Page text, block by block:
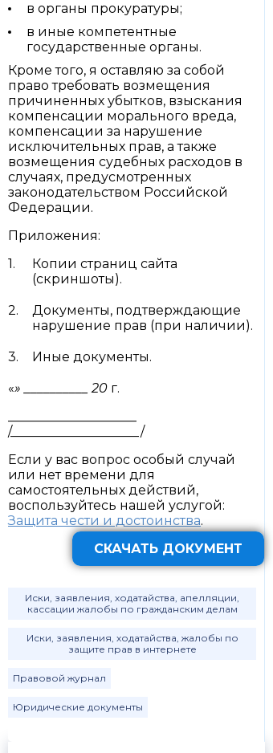
в органы прокуратуры;
в иные компетентные
государственные органы.
Кроме того, я оставляю за собой
право требовать возмещения
причиненных убытков, взыскания
компенсации морального вреда,
компенсации за нарушение
исключительных прав, а также
возмещения судебных расходов в
случаях, предусмотренных
законодательством Российской
Федерации.
Приложения:
Копии страниц сайта
(скриншоты).
Документы, подтверждающие
нарушение прав (при наличии).
Иные документы.
«» __________ 20 г.
/____________________/
Если у вас вопрос особый случай
или нет времени для
самостоятельных действий,
воспользуйтесь нашей услугой:
Защита чести и достоинства.
СКАЧАТЬ ДОКУМЕНТ
Иски, заявления, ходатайства, апелляции,
кассации жалобы по гражданским делам
Иски, заявления, ходатайства, жалобы по
защите прав в интернете
Правовой журнал
Юридические документы